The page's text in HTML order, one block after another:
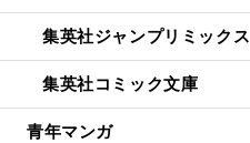
集英社ジャンプリミックス
集英社コミック文庫
青年マンガ